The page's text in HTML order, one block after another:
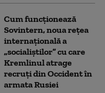
Cum funcționează
Sovintern, noua rețea
internațională a
„socialiștilor” cu care
Kremlinul atrage
recruți din Occident în
armata Rusiei